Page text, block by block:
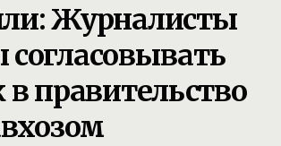
Журналисты
в правительство